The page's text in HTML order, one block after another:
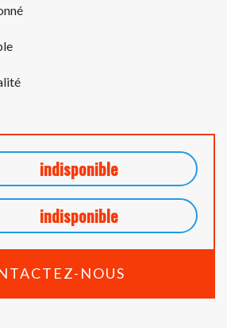
indisponible
indisponible
NOUS